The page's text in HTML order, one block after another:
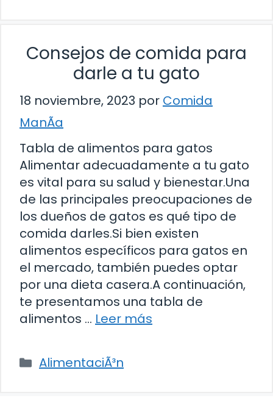
Consejos de comida para
darle a tu gato
18 noviembre, 2023 por Comida
ManÃ­a
Tabla de alimentos para gatos
Alimentar adecuadamente a tu gato
es vital para su salud y bienestar.Una
de las principales preocupaciones de
los dueños de gatos es qué tipo de
comida darles.Si bien existen
alimentos específicos para gatos en
el mercado, también puedes optar
por una dieta casera.A continuación,
te presentamos una tabla de
alimentos … Leer más
Categorías
AlimentaciÃ³n